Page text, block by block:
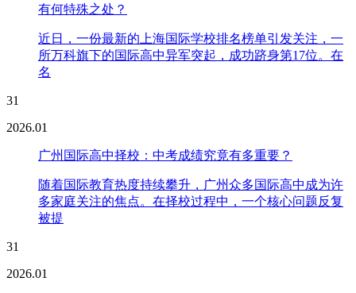
有何特殊之处？
近日，一份最新的上海国际学校排名榜单引发关注，一
所万科旗下的国际高中异军突起，成功跻身第17位。在
名
31
2026.01
广州国际高中择校：中考成绩究竟有多重要？
随着国际教育热度持续攀升，广州众多国际高中成为许
多家庭关注的焦点。在择校过程中，一个核心问题反复
被提
31
2026.01